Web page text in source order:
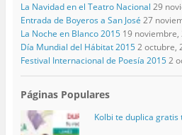
La Navidad en el Teatro Nacional 29
Entrada de Boyeros a San José 27
La Noche en Blanco 2015 19 noviembre,
Día Mundial del Hábitat 2015 2 octubre,
Festival Internacional de Poesía 2015 2
Páginas Populares
Kolbi te duplica gratis